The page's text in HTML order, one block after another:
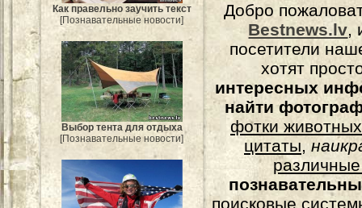
Как правельно заучить текст
[Познавательные новости]
Выбор тента для отдыха
[Познавательные новости]
Добро
Bestnews.lv,
посетители
хотят
интересных
найти
фотки животных
цитаты,
поисковые